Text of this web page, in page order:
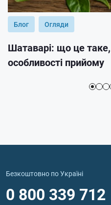
Блог Огляди
Шатаварі: що це таке,
особливості прийому
Безкоштовно по Україні
0 800 339 712